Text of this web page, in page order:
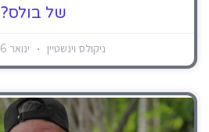
של בולס?
ניקולס וינשטיין ינואר 16, 2024